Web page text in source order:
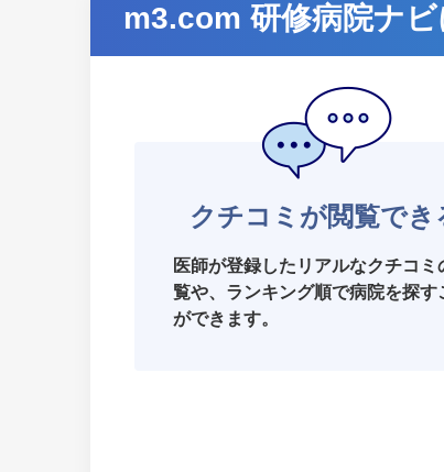
m3.com 研修病院ナ
クチコミが閲覧でき
医師が登録したリアルなクチコミ
覧や、ランキング順で病院を探す
ができます。